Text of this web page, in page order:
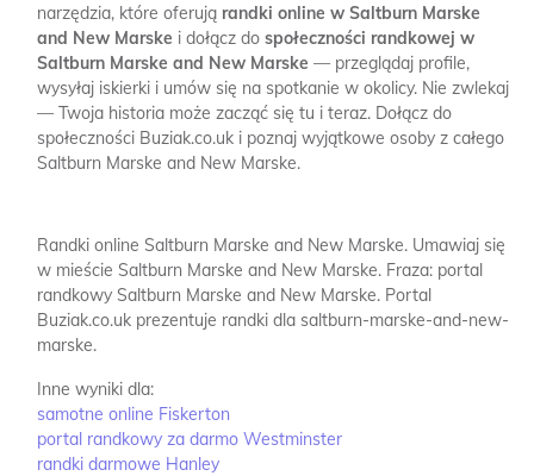
narzędzia, które oferują randki online w Saltburn Marske
and New Marske i dołącz do społeczności randkowej w
Saltburn Marske and New Marske — przeglądaj profile,
wysyłaj iskierki i umów się na spotkanie w okolicy. Nie zwlekaj
— Twoja historia może zacząć się tu i teraz. Dołącz do
społeczności Buziak.co.uk i poznaj wyjątkowe osoby z całego
Saltburn Marske and New Marske.
Randki online Saltburn Marske and New Marske. Umawiaj się
w mieście Saltburn Marske and New Marske. Fraza: portal
randkowy Saltburn Marske and New Marske. Portal
Buziak.co.uk prezentuje randki dla saltburn-marske-and-new-
marske.
Inne wyniki dla:
samotne online Fiskerton
portal randkowy za darmo Westminster
randki darmowe Hanley